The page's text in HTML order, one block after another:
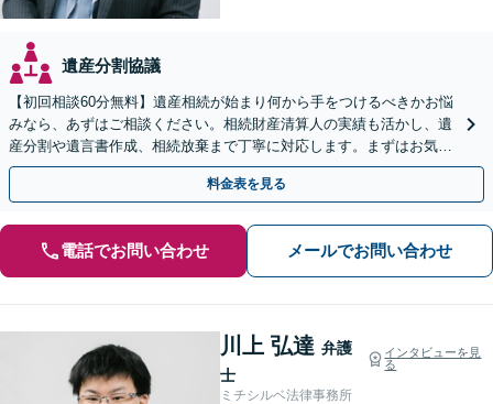
遺産分割協議
【初回相談60分無料】遺産相続が始まり何から手をつけるべきかお悩
みなら、あずはご相談ください。相続財産清算人の実績も活かし、遺
産分割や遺言書作成、相続放棄まで丁寧に対応します。まずはお気軽
にご相談ください。
料金表を見る
電話でお問い合わせ メールでお問い合わせ
川上 弘達 弁護
士
インタビューを見
る
ミチシルベ法律事務所